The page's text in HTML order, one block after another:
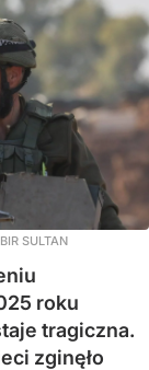
SULTAN
roku
tragiczna.
zginęło